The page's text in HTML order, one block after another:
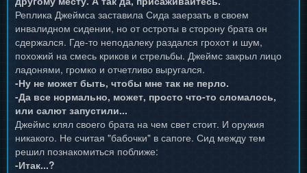
Реплика Джеймса заставила Сида заерзать в своем
инвалидном сидении, но от остроты в сторону брата он
сдержался. Где-то неподалеку раздался грохот и шум,
похожий на смесь криков и стрельбы. Джеймс закрыл лицо
ладонями, громко и отчетливо выругался.
-Ну не может быть, чтобы мне так не перло.
-Да все нормально, может, просто что-то сломалось,
или салют запустили...
Джеймс клял своего брата на чем свет стоит. И оружия
никакого. Не считая "бабочки" в сапоге. Сид между тем
решил познакомиться поближе:
-Итак...?